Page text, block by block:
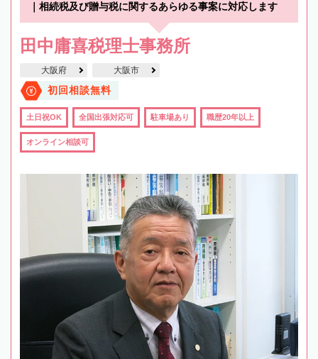
｜相続税及び贈与税に関するあらゆる事案に対応します
田中庸喜税理士事務所
大阪府 大阪市
初回相談無料
土日祝OK 全国出張対応可 駐車場あり 職歴20年以上
オンライン相談可